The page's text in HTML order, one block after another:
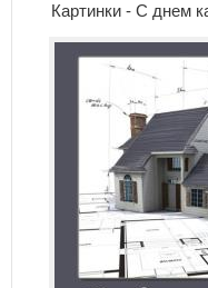
Картинки - С днем